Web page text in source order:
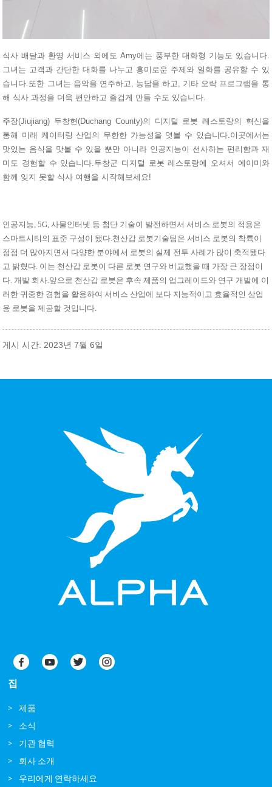
식사 배달과 환영 서비스 외에도 Amy에는 풍부한 대화형 기능도 있습니다.
그녀는 고객과 간단한 대화를 나누고 흥미로운 주제와 일화를 공유할 수 있
습니다.또한 그녀는 음악을 연주하고, 농담을 하고, 기타 오락 프로그램을 통
해 식사 과정을 더욱 편안하고 즐겁게 만들 수도 있습니다.
주장(Jiujiang) 두창현(Duchang County)의 디지털 로봇 레스토랑의 혁신을
통해 미래 케이터링 산업의 무한한 가능성을 엿볼 수 있습니다.이곳에서는
맛있는 음식을 맛볼 수 있을 뿐만 아니라 인공지능이 선사하는 편리함과 재
미도 경험할 수 있습니다.두창군 디지털 로봇 레스토랑에 오셔서 에이미와
함께 잊지 못할 식사 여행을 시작해보세요!
인공지능, 5G, 사물인터넷 등 첨단 기술이 발전하면서 서비스 로봇의 적용은
스마트시티의 표준 구성이 됐다.천산갑 로봇기술팀은 서비스 로봇의 착륙이
점점 더 많아지면서 다양한 분야에서 로봇의 실제 전투 사례가 많이 축적됐다
고 밝혔다. 이는 천산갑 로봇이 다른 로봇 연구와 비교했을 때 가장 큰 장점이
다. 개발 회사.앞으로 천산갑 로봇은 후속 제품의 업그레이드와 연구 개발에 이
러한 귀중한 경험을 활용하여 서비스 산업에 보다 지능적이고 효율적인 상업
용 로봇을 제공할 것입니다.
게시 시간: 2023년 7월 6일
집
제품
소식
기관 협력
회사 소개
우리에게 연락하세요